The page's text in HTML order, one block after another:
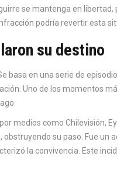
se mantenga en
podría revertir esta
su destino
basa en una serie de
Uno de los momentos
medios como Chilevisión,
obstruyendo su paso. Fue
la convivencia. Este